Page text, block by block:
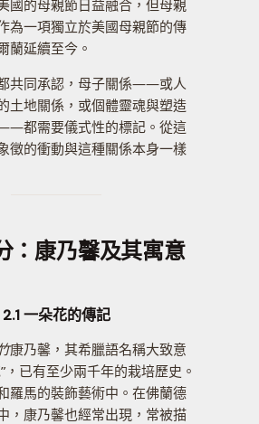
國的母親節日益融合，但母親
為一項獨立於美國母親節的傳
蘭延續至今。
共同承認，母子關係——或人
土地關係，或個體靈魂與塑造
都需要儀式性的標記。從這
徵的衝動與這種關係本身一樣
：康乃馨及其寓意
2.1 一朵花的傳記
康乃馨，其希臘語名稱大致意
，已有至少兩千年的栽培歷史。
羅馬的裝飾藝術中。在佛蘭德
，康乃馨也經常出現，常被描